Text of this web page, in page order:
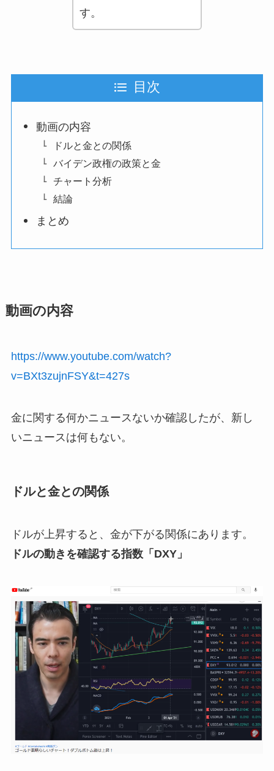
す。
目次
動画の内容
ドルと金との関係
バイデン政権の政策と金
チャート分析
結論
まとめ
動画の内容
https://www.youtube.com/watch?
v=BXt3zujnFSY&t=427s
金に関する何かニュースないか確認したが、新し
いニュースは何もない。
ドルと金との関係
ドルが上昇すると、金が下がる関係にあります。
ドルの動きを確認する指数「DXY」